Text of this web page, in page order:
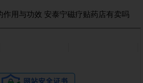
作用与功效 安泰宁磁疗贴药店有卖吗